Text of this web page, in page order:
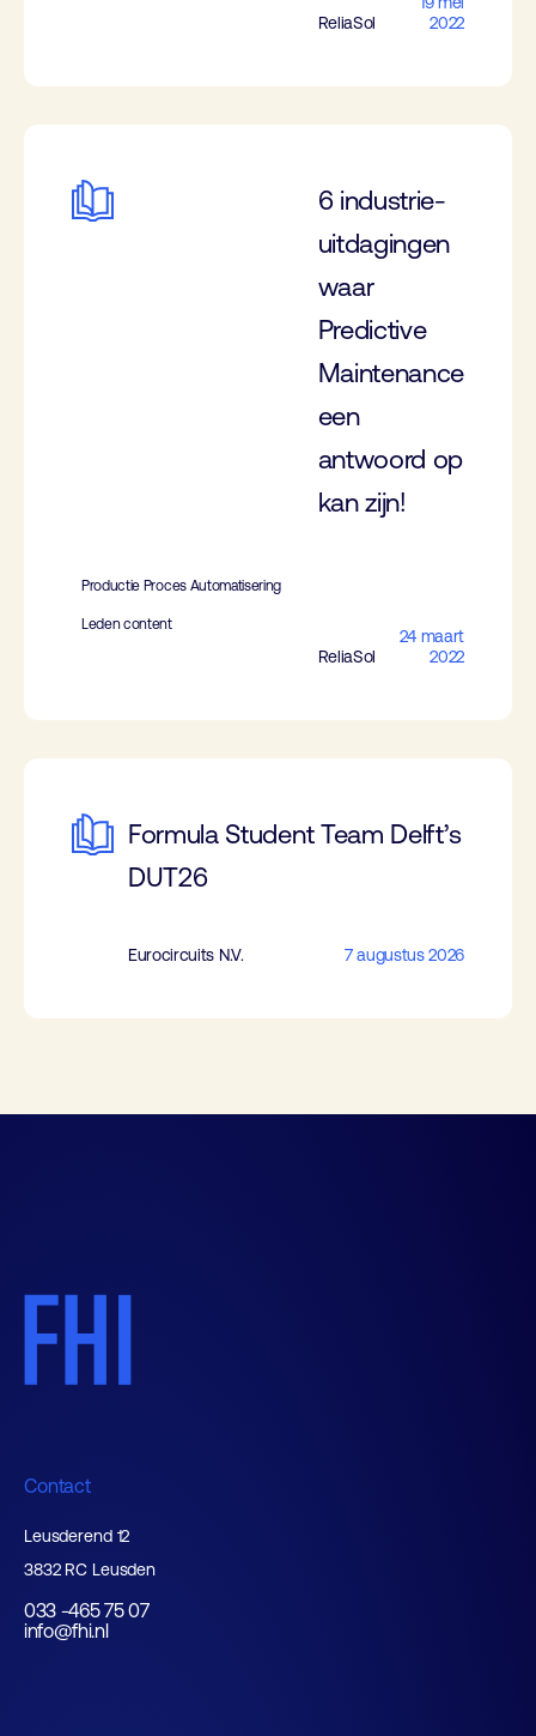
ReliaSol
2022
6 industrie-
uitdagingen
waar
Predictive
Maintenance
een
antwoord op
kan zijn!
Productie Proces Automatisering
Leden content
ReliaSol
24 maart
2022
Formula Student Team Delft’s
DUT26
Eurocircuits N.V. 7 augustus 2026
Contact
Leusderend 12
3832 RC Leusden
033 -465 75 07
info@fhi.nl